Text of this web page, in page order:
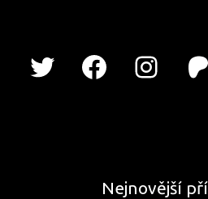
Nejnovější